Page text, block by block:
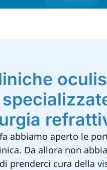
fa abbiamo aperto le
Da allora non
prenderci cura della